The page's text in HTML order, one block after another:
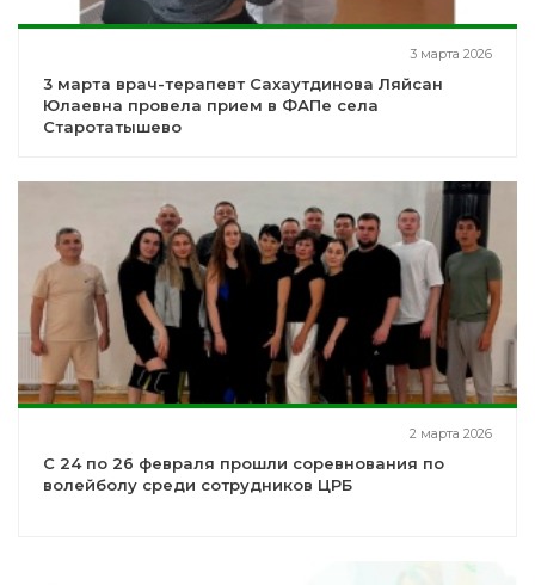
3 марта 2026
3 марта врач-терапевт Сахаутдинова Ляйсан
Юлаевна провела прием в ФАПе села
Старотатышево
2 марта 2026
С 24 по 26 февраля прошли соревнования по
волейболу среди сотрудников ЦРБ